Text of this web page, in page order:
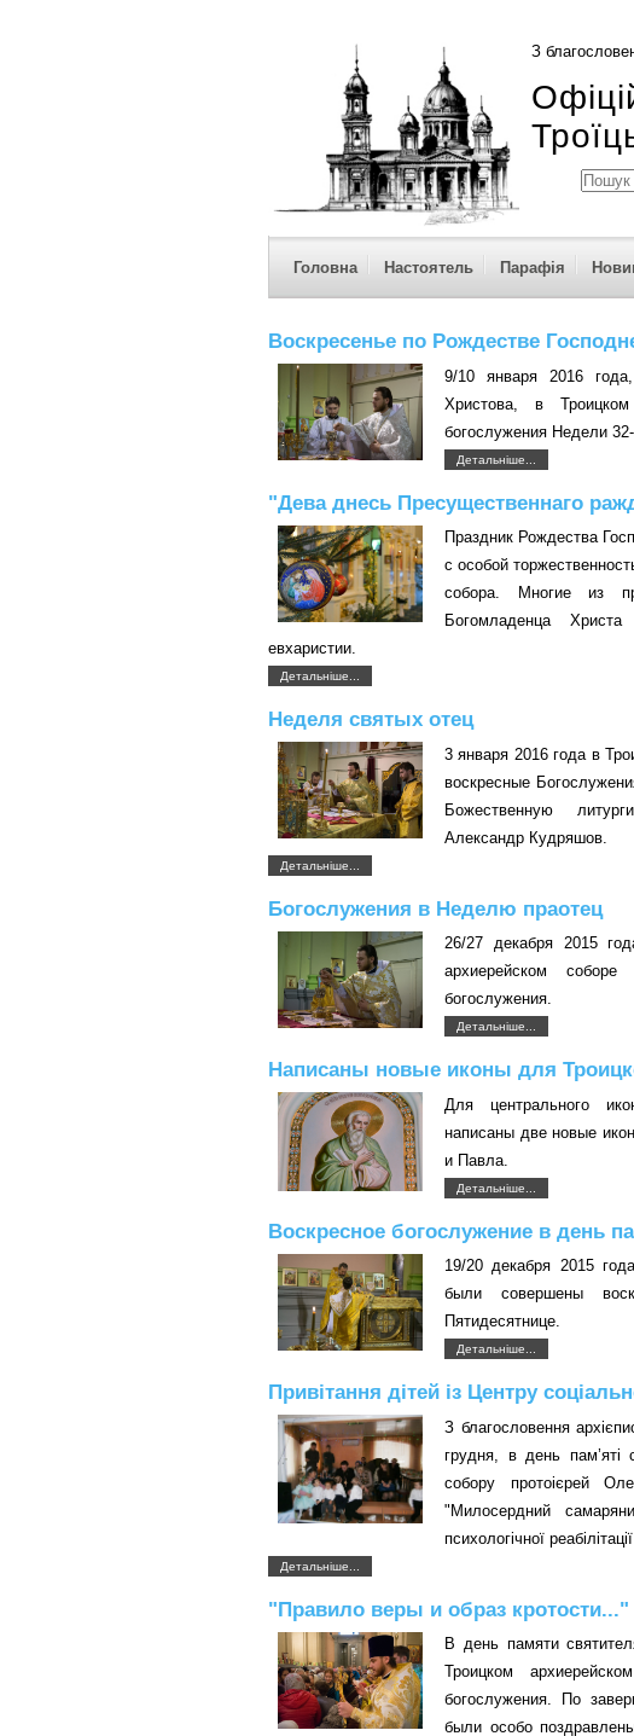
З
Головна Настоятель Парафія
Воскресенье по Рождестве
9/10 января 2016
Христова, в
богослужения Недели
Детальніше...
"Дева днесь Пресущественнаго
Праздник Рождества
с особой
собора. Многие из
Богомладенца
евхаристии.
Детальніше...
Неделя святых отец
3 января 2016 года в
воскресные
Божественную
Александр Кудряшов.
Детальніше...
Богослужения в Неделю праотец
26/27 декабря 2015
архиерейском
богослужения.
Детальніше...
Написаны новые иконы для
Для центрального
написаны две новые
и Павла.
Детальніше...
Воскресное богослужение в день
19/20 декабря 2015
были совершены
Пятидесятнице.
Детальніше...
Привітання дітей із Центру
З благословення
грудня, в день пам’яті
собору протоієрей
"Милосердний
психологічної
Детальніше...
"Правило веры и образ кротости..."
В день памяти
Троицком
богослужения. По
были особо